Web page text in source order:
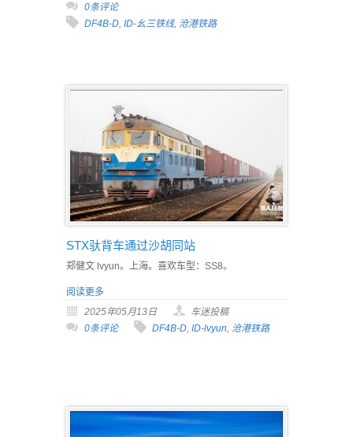
0条评论
DF4B-D ID-幺三铁线, 沧港铁路
STX驮背车通过沙胡同站
郑健文 lvyun。上海。喜欢车型：SS8。
阅读更多
2025年05月13日
车迷投稿
0条评论
DF4B-D, ID-lvyun, 沧港铁路